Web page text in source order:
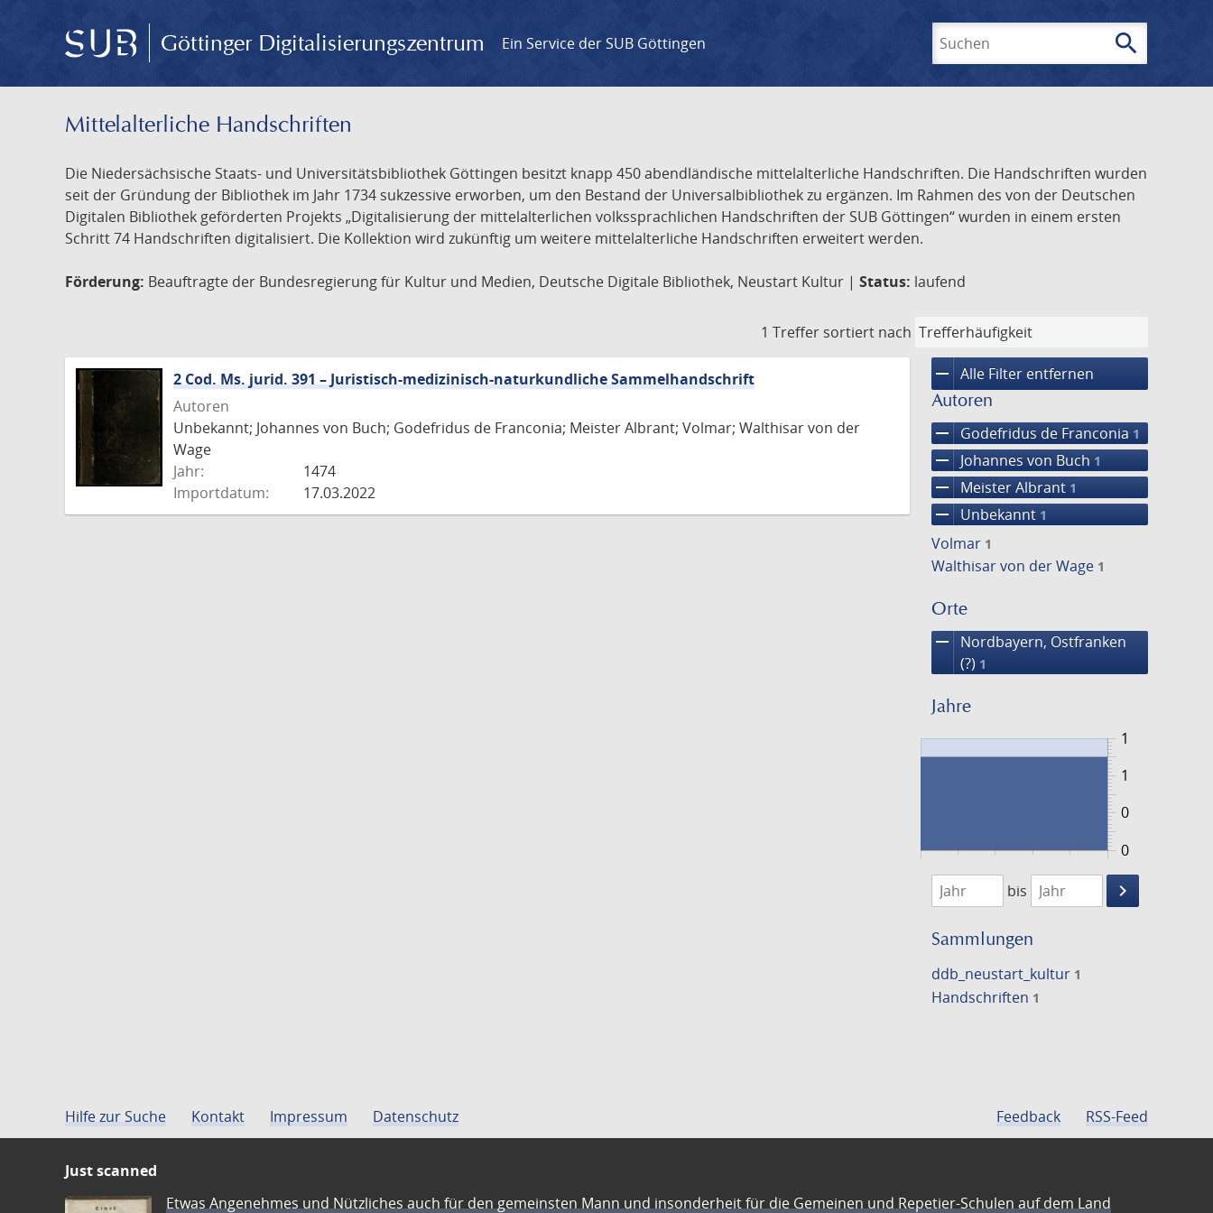
Göttinger Digitalisierungszentrum Ein Service der SUB Göttingen search
Mittelalterliche Handschriften
Die Niedersächsische Staats- und Universitätsbibliothek Göttingen besitzt knapp 450 abendländische mittelalterliche Handschriften. Die Handschriften wurden
seit der Gründung der Bibliothek im Jahr 1734 sukzessive erworben, um den Bestand der Universalbibliothek zu ergänzen. Im Rahmen des von der Deutschen
Digitalen Bibliothek geförderten Projekts „Digitalisierung der mittelalterlichen volkssprachlichen Handschriften der SUB Göttingen“ wurden in einem ersten
Schritt 74 Handschriften digitalisiert. Die Kollektion wird zukünftig um weitere mittelalterliche Handschriften erweitert werden.
Förderung: Beauftragte der Bundesregierung für Kultur und Medien, Deutsche Digitale Bibliothek, Neustart Kultur | Status: laufend
1 Treffer sortiert nach
remove Alle Filter entfernen
Autoren
remove Godefridus de Franconia 1
remove Johannes von Buch 1
remove Meister Albrant 1
remove Unbekannt 1
Volmar 1
Walthisar von der Wage 1
Orte
remove
Nordbayern, Ostfranken
(?) 1
Jahre
0
1
0
1
1474
1475
bis
keyboard_arrow_right
Suche
Sammlungen
ddb_neustart_kultur 1
Handschriften 1
2 Cod. Ms. jurid. 391 – Juristisch-medizinisch-naturkundliche Sammelhandschrift
Autoren
Unbekannt; Johannes von Buch; Godefridus de Franconia; Meister Albrant; Volmar; Walthisar von der
Wage
Jahr:
1474
Importdatum:
17.03.2022
Hilfe zur Suche Kontakt Impressum Datenschutz Feedback RSS-Feed
Just scanned
Etwas Angenehmes und Nützliches auch für den gemeinsten Mann und insonderheit für die Gemeinen und Repetier-Schulen auf dem Land